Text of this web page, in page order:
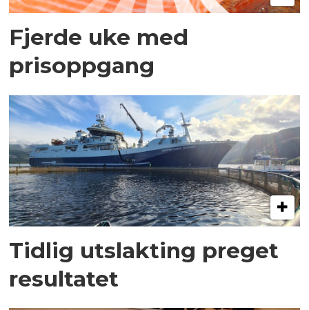
Fjerde uke med
prisoppgang
Tidlig utslakting preget
resultatet